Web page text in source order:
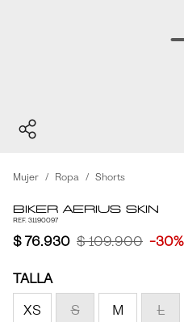
Mujer Ropa Shorts
Biker Aerius skin
REF. 31190097
$ 76.930 $ 109.900 -30%
TALLA
XS
S M L